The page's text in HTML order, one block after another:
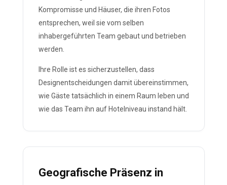
Kompromisse und Häuser, die ihren Fotos
entsprechen, weil sie vom selben
inhabergeführten Team gebaut und betrieben
werden.
Ihre Rolle ist es sicherzustellen, dass
Designentscheidungen damit übereinstimmen,
wie Gäste tatsächlich in einem Raum leben und
wie das Team ihn auf Hotelniveau instand hält.
Geografische Präsenz in